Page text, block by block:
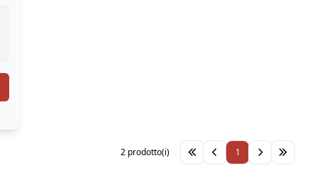
1
2 prodotto(i)